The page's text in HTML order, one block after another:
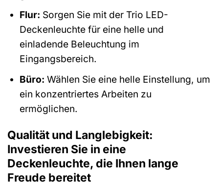
Flur: Sorgen Sie mit der Trio LED-
Deckenleuchte für eine helle und
einladende Beleuchtung im
Eingangsbereich.
Büro: Wählen Sie eine helle Einstellung, um
ein konzentriertes Arbeiten zu
ermöglichen.
Qualität und Langlebigkeit:
Investieren Sie in eine
Deckenleuchte, die Ihnen lange
Freude bereitet